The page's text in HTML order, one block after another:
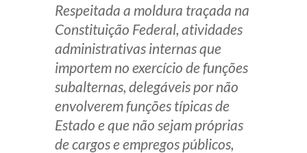
Respeitada a moldura traçada na
Constituição Federal, atividades
administrativas internas que
importem no exercício de funções
subalternas, delegáveis por não
envolverem funções típicas de
Estado e que não sejam próprias
de cargos e empregos públicos,